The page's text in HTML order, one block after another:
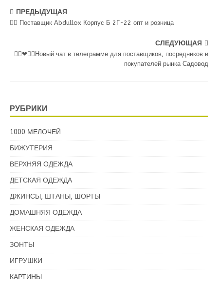
ПРЕДЫДУЩАЯ
💁‍♂ Поставщик Аbdullox Корпус Б 2Г-22 опт и розница
СЛЕДУЮЩАЯ
👍🏻❤👍🏻Новый чат в телеграмме для поставщиков, посредников и
покупателей рынка Садовод
РУБРИКИ
1000 МЕЛОЧЕЙ
БИЖУТЕРИЯ
ВЕРХНЯЯ ОДЕЖДА
ДЕТСКАЯ ОДЕЖДА
ДЖИНСЫ, ШТАНЫ, ШОРТЫ
ДОМАШНЯЯ ОДЕЖДА
ЖЕНСКАЯ ОДЕЖДА
ЗОНТЫ
ИГРУШКИ
КАРТИНЫ